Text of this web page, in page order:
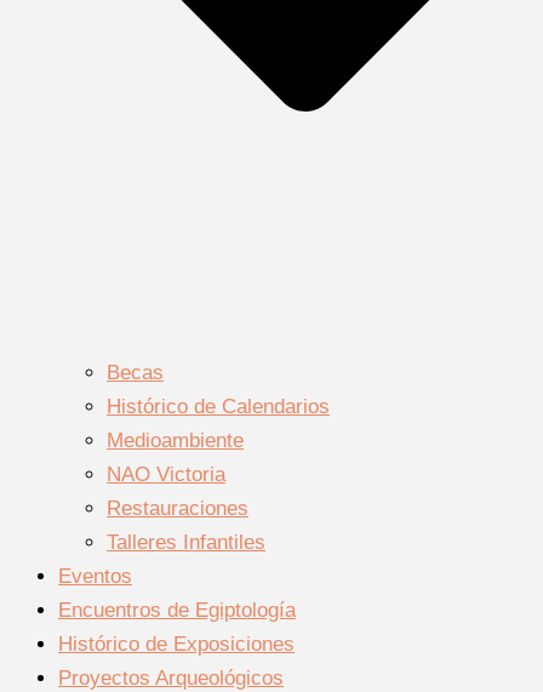
Becas
Histórico de Calendarios
Medioambiente
NAO Victoria
Restauraciones
Talleres Infantiles
Eventos
Encuentros de Egiptología
Histórico de Exposiciones
Proyectos Arqueológicos